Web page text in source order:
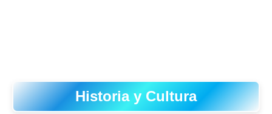
Historia y Cultura